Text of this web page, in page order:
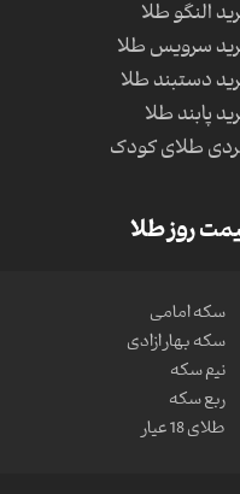
النگو طلا
سرویس طلا
دستبند طلا
پابند طلا
طلای کودک
روز طلا
سکه امامی
سکه بهار ازادی
نیم سکه
ربع سکه
طلای 18 عیار